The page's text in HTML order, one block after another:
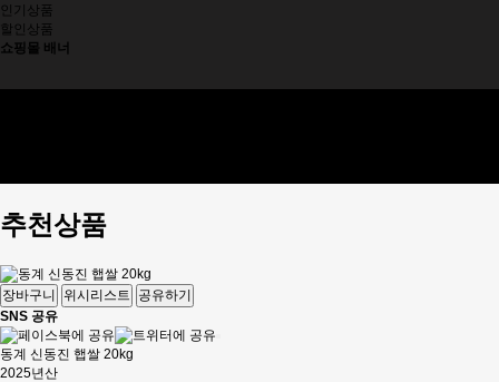
인기상품
할인상품
쇼핑몰 배너
추천상품
장바구니 위시리스트
공유하기
SNS 공유
동계 신동진 햅쌀 20kg
2025년산